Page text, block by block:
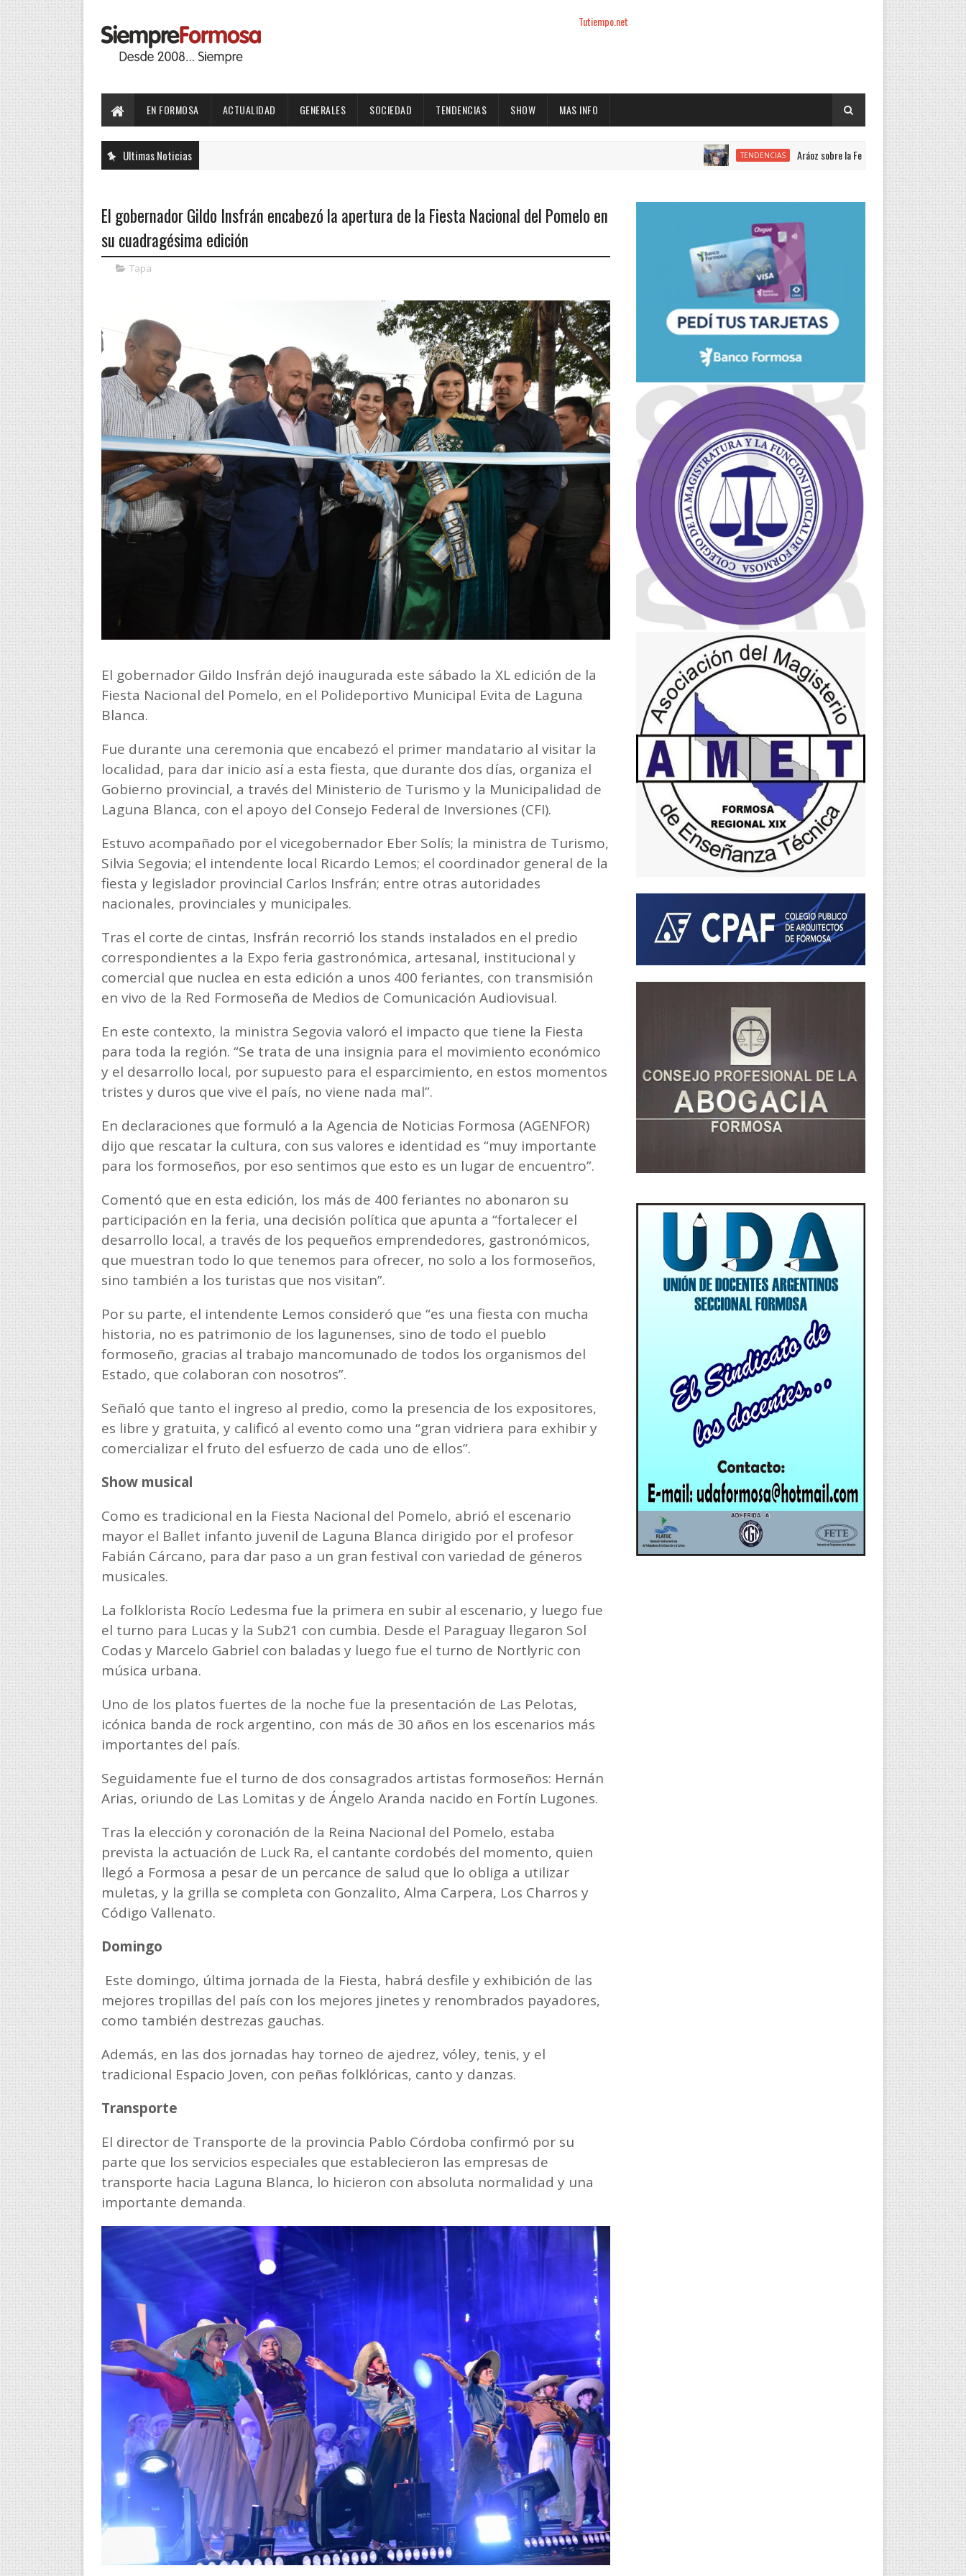
Tutiempo.net
EN FORMOSA ACTUALIDAD GENERALES SOCIEDAD TENDENCIAS SHOW MAS INFO
Ultimas Noticias TENDENCIAS Aráoz sobre la Feria de Ciencias: “Año a año mejora la
El gobernador Gildo Insfrán encabezó la apertura de la Fiesta Nacional del Pomelo en
su cuadragésima edición
Tapa
El gobernador Gildo Insfrán dejó inaugurada este sábado la XL edición de la
Fiesta Nacional del Pomelo, en el Polideportivo Municipal Evita de Laguna
Blanca.
Fue durante una ceremonia que encabezó el primer mandatario al visitar la
localidad, para dar inicio así a esta fiesta, que durante dos días, organiza el
Gobierno provincial, a través del Ministerio de Turismo y la Municipalidad de
Laguna Blanca, con el apoyo del Consejo Federal de Inversiones (CFI).
Estuvo acompañado por el vicegobernador Eber Solís; la ministra de Turismo,
Silvia Segovia; el intendente local Ricardo Lemos; el coordinador general de la
fiesta y legislador provincial Carlos Insfrán; entre otras autoridades
nacionales, provinciales y municipales.
Tras el corte de cintas, Insfrán recorrió los stands instalados en el predio
correspondientes a la Expo feria gastronómica, artesanal, institucional y
comercial que nuclea en esta edición a unos 400 feriantes, con transmisión
en vivo de la Red Formoseña de Medios de Comunicación Audiovisual.
En este contexto, la ministra Segovia valoró el impacto que tiene la Fiesta
para toda la región. “Se trata de una insignia para el movimiento económico
y el desarrollo local, por supuesto para el esparcimiento, en estos momentos
tristes y duros que vive el país, no viene nada mal”.
En declaraciones que formuló a la Agencia de Noticias Formosa (AGENFOR)
dijo que rescatar la cultura, con sus valores e identidad es “muy importante
para los formoseños, por eso sentimos que esto es un lugar de encuentro”.
Comentó que en esta edición, los más de 400 feriantes no abonaron su
participación en la feria, una decisión política que apunta a “fortalecer el
desarrollo local, a través de los pequeños emprendedores, gastronómicos,
que muestran todo lo que tenemos para ofrecer, no solo a los formoseños,
sino también a los turistas que nos visitan”.
Por su parte, el intendente Lemos consideró que “es una fiesta con mucha
historia, no es patrimonio de los lagunenses, sino de todo el pueblo
formoseño, gracias al trabajo mancomunado de todos los organismos del
Estado, que colaboran con nosotros”.
Señaló que tanto el ingreso al predio, como la presencia de los expositores,
es libre y gratuita, y calificó al evento como una “gran vidriera para exhibir y
comercializar el fruto del esfuerzo de cada uno de ellos”.
Show musical
Como es tradicional en la Fiesta Nacional del Pomelo, abrió el escenario
mayor el Ballet infanto juvenil de Laguna Blanca dirigido por el profesor
Fabián Cárcano, para dar paso a un gran festival con variedad de géneros
musicales.
La folklorista Rocío Ledesma fue la primera en subir al escenario, y luego fue
el turno para Lucas y la Sub21 con cumbia. Desde el Paraguay llegaron Sol
Codas y Marcelo Gabriel con baladas y luego fue el turno de Nortlyric con
música urbana.
Uno de los platos fuertes de la noche fue la presentación de Las Pelotas,
icónica banda de rock argentino, con más de 30 años en los escenarios más
importantes del país.
Seguidamente fue el turno de dos consagrados artistas formoseños: Hernán
Arias, oriundo de Las Lomitas y de Ángelo Aranda nacido en Fortín Lugones.
Tras la elección y coronación de la Reina Nacional del Pomelo, estaba
prevista la actuación de Luck Ra, el cantante cordobés del momento, quien
llegó a Formosa a pesar de un percance de salud que lo obliga a utilizar
muletas, y la grilla se completa con Gonzalito, Alma Carpera, Los Charros y
Código Vallenato.
Domingo
Este domingo, última jornada de la Fiesta, habrá desfile y exhibición de las
mejores tropillas del país con los mejores jinetes y renombrados payadores,
como también destrezas gauchas.
Además, en las dos jornadas hay torneo de ajedrez, vóley, tenis, y el
tradicional Espacio Joven, con peñas folklóricas, canto y danzas.
Transporte
El director de Transporte de la provincia Pablo Córdoba confirmó por su
parte que los servicios especiales que establecieron las empresas de
transporte hacia Laguna Blanca, lo hicieron con absoluta normalidad y una
importante demanda.